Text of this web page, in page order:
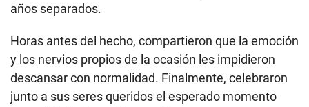
años separados.
Horas antes del hecho, compartieron que la emoción
y los nervios propios de la ocasión les impidieron
descansar con normalidad. Finalmente, celebraron
junto a sus seres queridos el esperado momento